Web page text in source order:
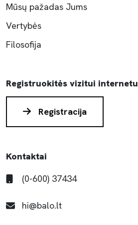
Mūsų pažadas Jums
Vertybės
Filosofija
Registruokitės vizitui internetu
Registracija
Kontaktai
(0-600) 37434
hi@balo.lt